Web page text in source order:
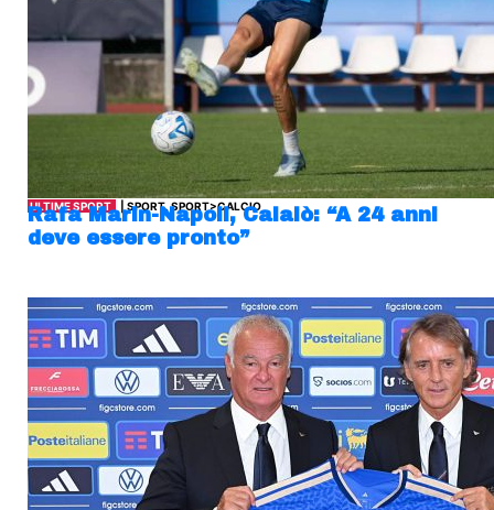
ULTIME SPORT | SPORT, SPORT>CALCIO
Rafa Marin-Napoli, Calaiò: “A 24 anni
deve essere pronto”